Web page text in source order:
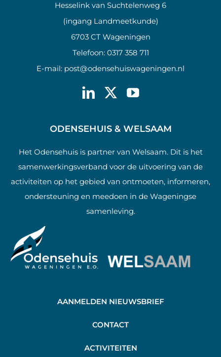
Hesselink van Suchtelenweg 6
(ingang Landmeetkunde)
6703 CT Wageningen
Telefoon: 0317 358 711
E-mail: post@odensehuiswageningen.nl
ODENSEHUIS & WELSAAM
Het Odensehuis is partner van Welsaam. Dit is het
samenwerkingsverband voor de uitvoering van de
activiteiten op het gebied van ontmoeten, informeren,
ondersteuning en meedoen in de Wageningse
samenleving.
AANMELDEN NIEUWSBRIEF
CONTACT
ACTIVITEITEN